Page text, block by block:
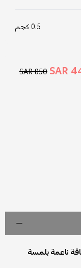
0.5 كجم
850 SAR
– أناقة ناعمة بلمسة